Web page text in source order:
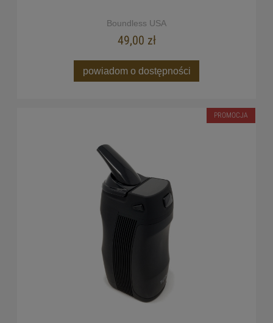
Boundless USA
49,00 zł
powiadom o dostępności
PROMOCJA